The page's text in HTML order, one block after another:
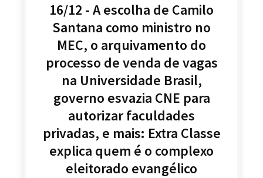
16/12 - A escolha de Camilo
Santana como ministro no
MEC, o arquivamento do
processo de venda de vagas
na Universidade Brasil,
governo esvazia CNE para
autorizar faculdades
privadas, e mais: Extra Classe
explica quem é o complexo
eleitorado evangélico